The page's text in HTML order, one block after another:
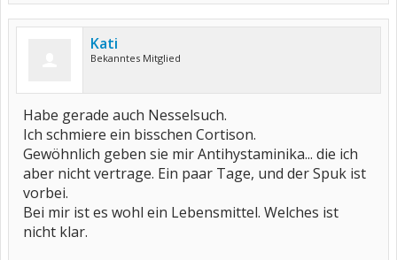
Kati
Bekanntes Mitglied
Habe gerade auch Nesselsuch.
Ich schmiere ein bisschen Cortison.
Gewöhnlich geben sie mir Antihystaminika... die ich
aber nicht vertrage. Ein paar Tage, und der Spuk ist
vorbei.
Bei mir ist es wohl ein Lebensmittel. Welches ist
nicht klar.